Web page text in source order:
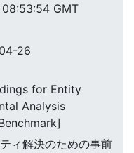
GMT
26
for Entity
Analysis
ィ解決のための事前